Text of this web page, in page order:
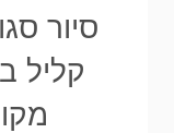
סיור
קליל